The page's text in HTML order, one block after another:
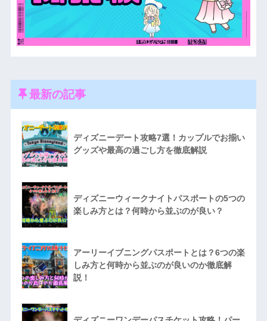
最新の記事
ディズニーデート攻略7選！カップルでお揃い
グッズや最高の過ごし方を徹底解説
ディズニーウィークナイトパスポートの5つの
楽しみ方とは？何時から並ぶのが良い？
アーリーイブニングパスポートとは？6つの楽
しみ方と何時から並ぶのが良いのか徹底解
説！